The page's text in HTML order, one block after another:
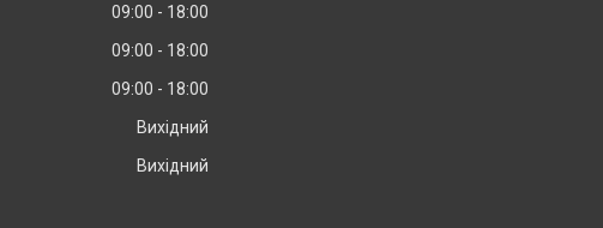
09:00
18:00
09:00
18:00
09:00
18:00
Вихідний
Вихідний